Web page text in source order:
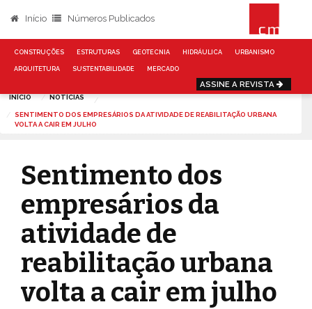
Início Números Publicados
CONSTRUÇÕES ESTRUTURAS GEOTECNIA HIDRÁULICA URBANISMO
ARQUITETURA SUSTENTABILIDADE MERCADO
ASSINE A REVISTA
INÍCIO NOTÍCIAS
SENTIMENTO DOS EMPRESÁRIOS DA ATIVIDADE DE REABILITAÇÃO URBANA
VOLTA A CAIR EM JULHO
Sentimento dos
empresários da
atividade de
reabilitação urbana
volta a cair em julho